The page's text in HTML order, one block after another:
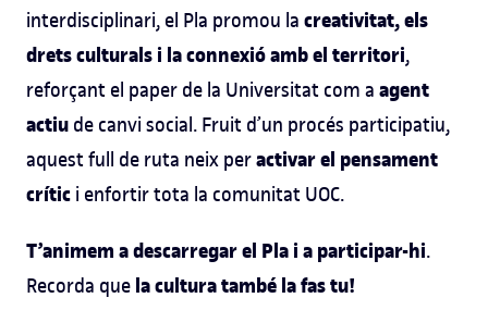
interdisciplinari, el Pla promou la creativitat, els
drets culturals i la connexió amb el territori,
reforçant el paper de la Universitat com a agent
actiu de canvi social. Fruit d’un procés participatiu,
aquest full de ruta neix peractivar el pensament
crític i enfortir tota la comunitat UOC.
T’animem a descarregar el Pla i a participar-hi.
Recorda que la cultura també la fas tu!